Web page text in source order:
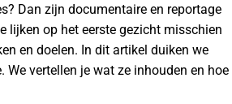
Dan zijn documentaire en reportage
lijken op het eerste gezicht misschien
en doelen. In dit artikel duiken we
vertellen je wat ze inhouden en hoe